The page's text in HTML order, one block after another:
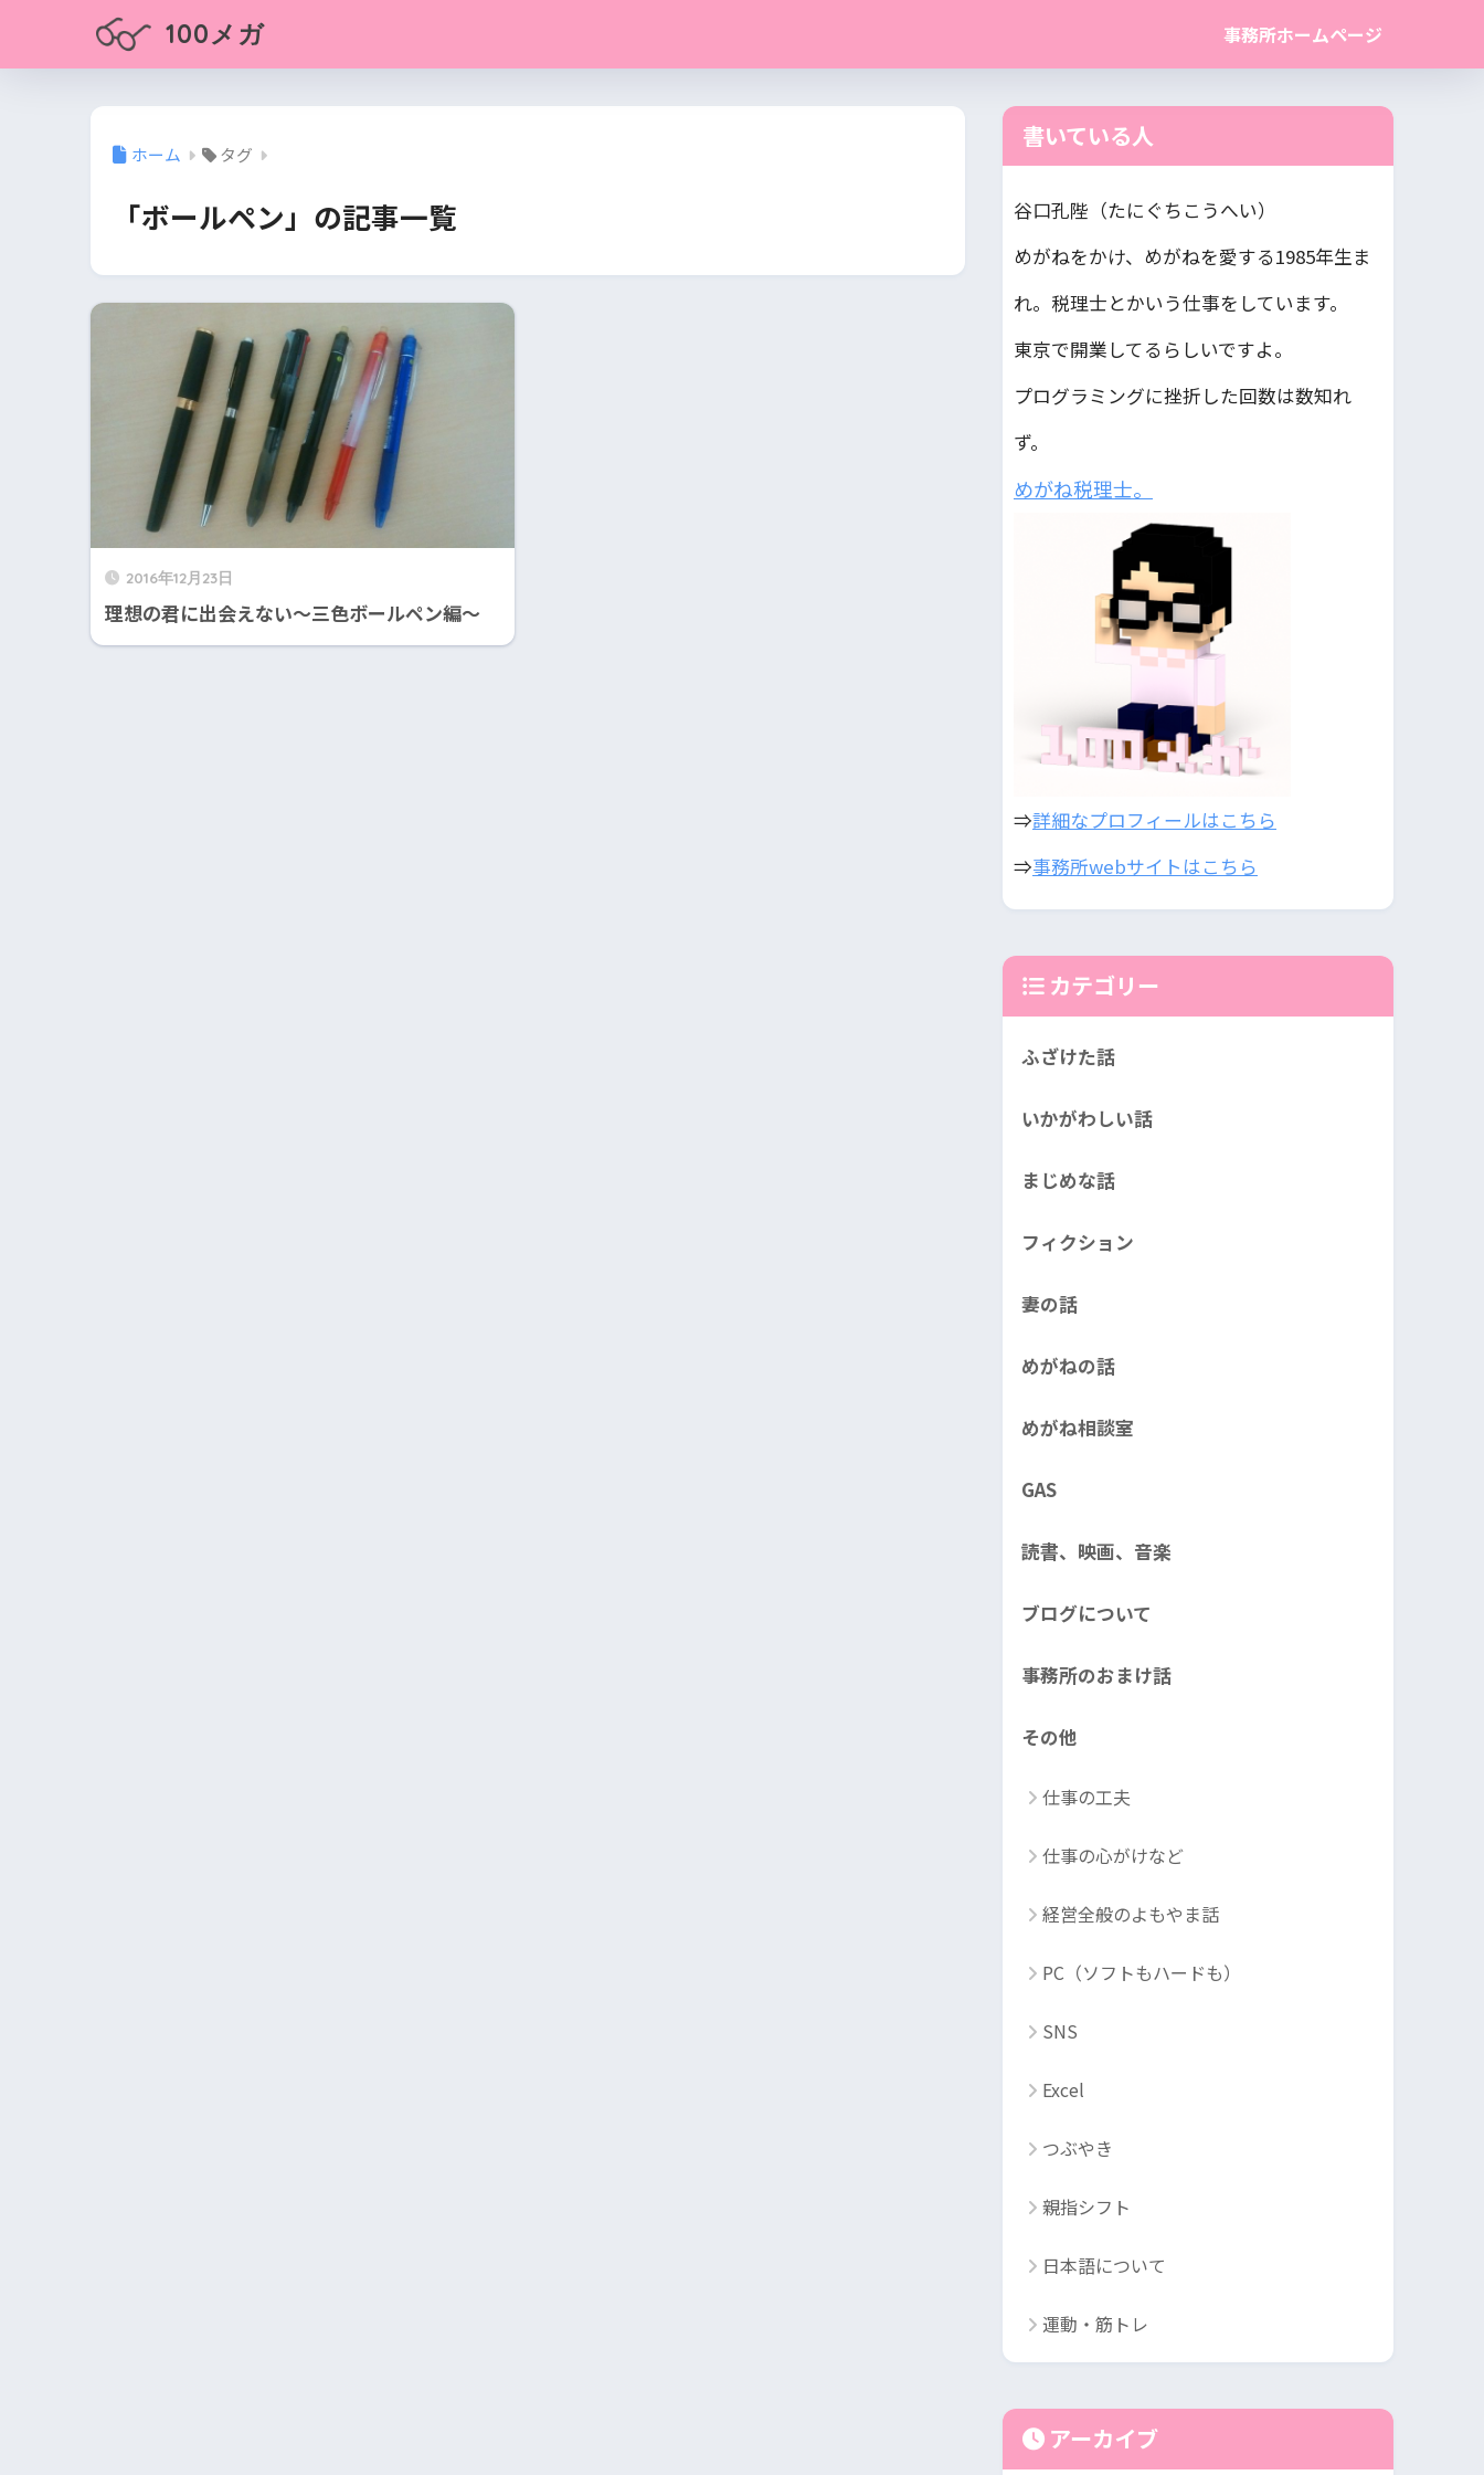
100メガ 事務所ホームページ
ホーム タグ
「ボールペン」の記事一覧
2016年12月23日
理想の君に出会えない〜三色ボールペン編〜
書いている人
谷口孔陛（たにぐちこうへい）
めがねをかけ、めがねを愛する1985年生ま
れ。税理士とかいう仕事をしています。
東京で開業してるらしいですよ。
プログラミングに挫折した回数は数知れ
ず。
めがね税理士。
⇒詳細なプロフィールはこちら
⇒事務所webサイトはこちら
カテゴリー
ふざけた話
いかがわしい話
まじめな話
フィクション
妻の話
めがねの話
めがね相談室
GAS
読書、映画、音楽
ブログについて
事務所のおまけ話
その他
仕事の工夫
仕事の心がけなど
経営全般のよもやま話
PC（ソフトもハードも）
SNS
Excel
つぶやき
親指シフト
日本語について
運動・筋トレ
アーカイブ